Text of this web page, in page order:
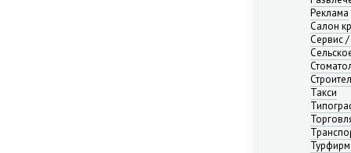
Реклама
Салон
Сервис /
Такси